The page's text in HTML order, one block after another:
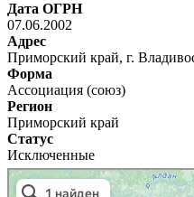
Дата ОГРН
07.06.2002
Адрес
Приморский край, г.
Форма
Ассоциация (союз)
Регион
Приморский край
Статус
Исключенные